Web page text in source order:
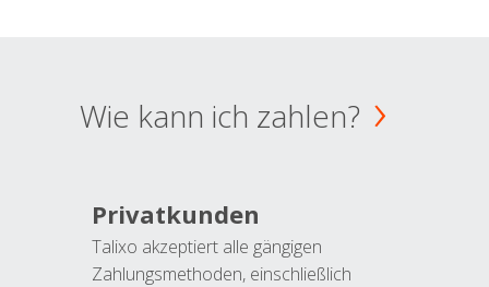
Wie kann ich zahlen?
Privatkunden
Talixo akzeptiert alle gängigen
Zahlungsmethoden, einschließlich